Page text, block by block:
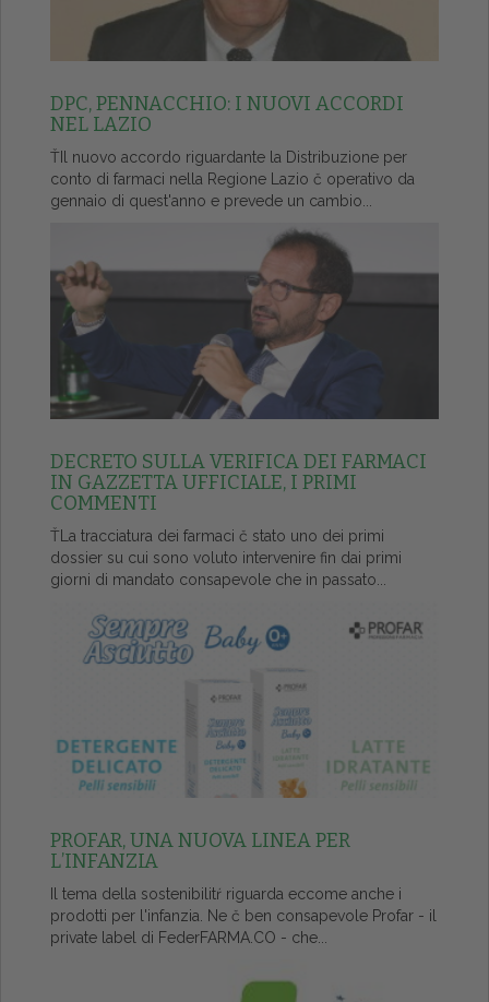
DPC, PENNACCHIO: I NUOVI ACCORDI
NEL LAZIO
ŤIl nuovo accordo riguardante la Distribuzione per
conto di farmaci nella Regione Lazio č operativo da
gennaio di quest'anno e prevede un cambio...
DECRETO SULLA VERIFICA DEI FARMACI
IN GAZZETTA UFFICIALE, I PRIMI
COMMENTI
ŤLa tracciatura dei farmaci č stato uno dei primi
dossier su cui sono voluto intervenire fin dai primi
giorni di mandato consapevole che in passato...
PROFAR, UNA NUOVA LINEA PER
L’INFANZIA
Il tema della sostenibilitŕ riguarda eccome anche i
prodotti per l'infanzia. Ne č ben consapevole Profar - il
private label di FederFARMA.CO - che...